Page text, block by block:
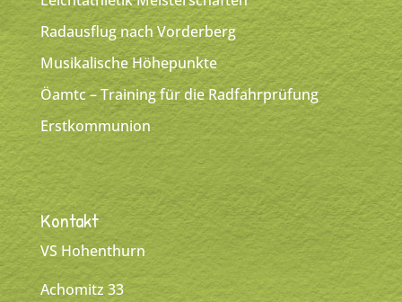
Radausflug nach Vorderberg
Musikalische Höhepunkte
Öamtc – Training für die Radfahrprüfung
Erstkommunion
Kontakt
VS Hohenthurn
Achomitz 33